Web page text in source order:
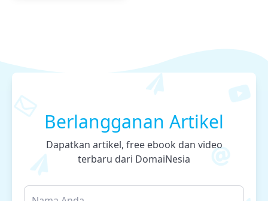
Berlangganan Artikel
Dapatkan artikel, free ebook dan video
terbaru dari DomaiNesia